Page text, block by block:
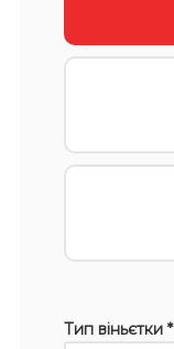
Тип віньєтки *